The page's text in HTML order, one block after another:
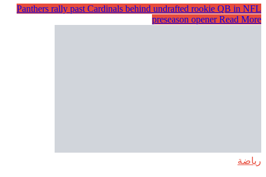
Panthers rally past Cardinals behind undrafted rookie QB in NFL
preseason openerRead More
رياضة